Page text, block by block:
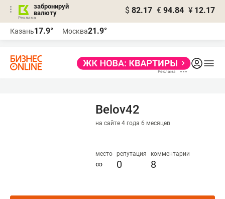
забронируй
валюту
$ 82.17 € 94.84 ¥ 12.17
Казань17.9° Москва21.9°
Belov42
на сайте 4 года 6 месяцев
место
∞
репутация
0
комментарии
8